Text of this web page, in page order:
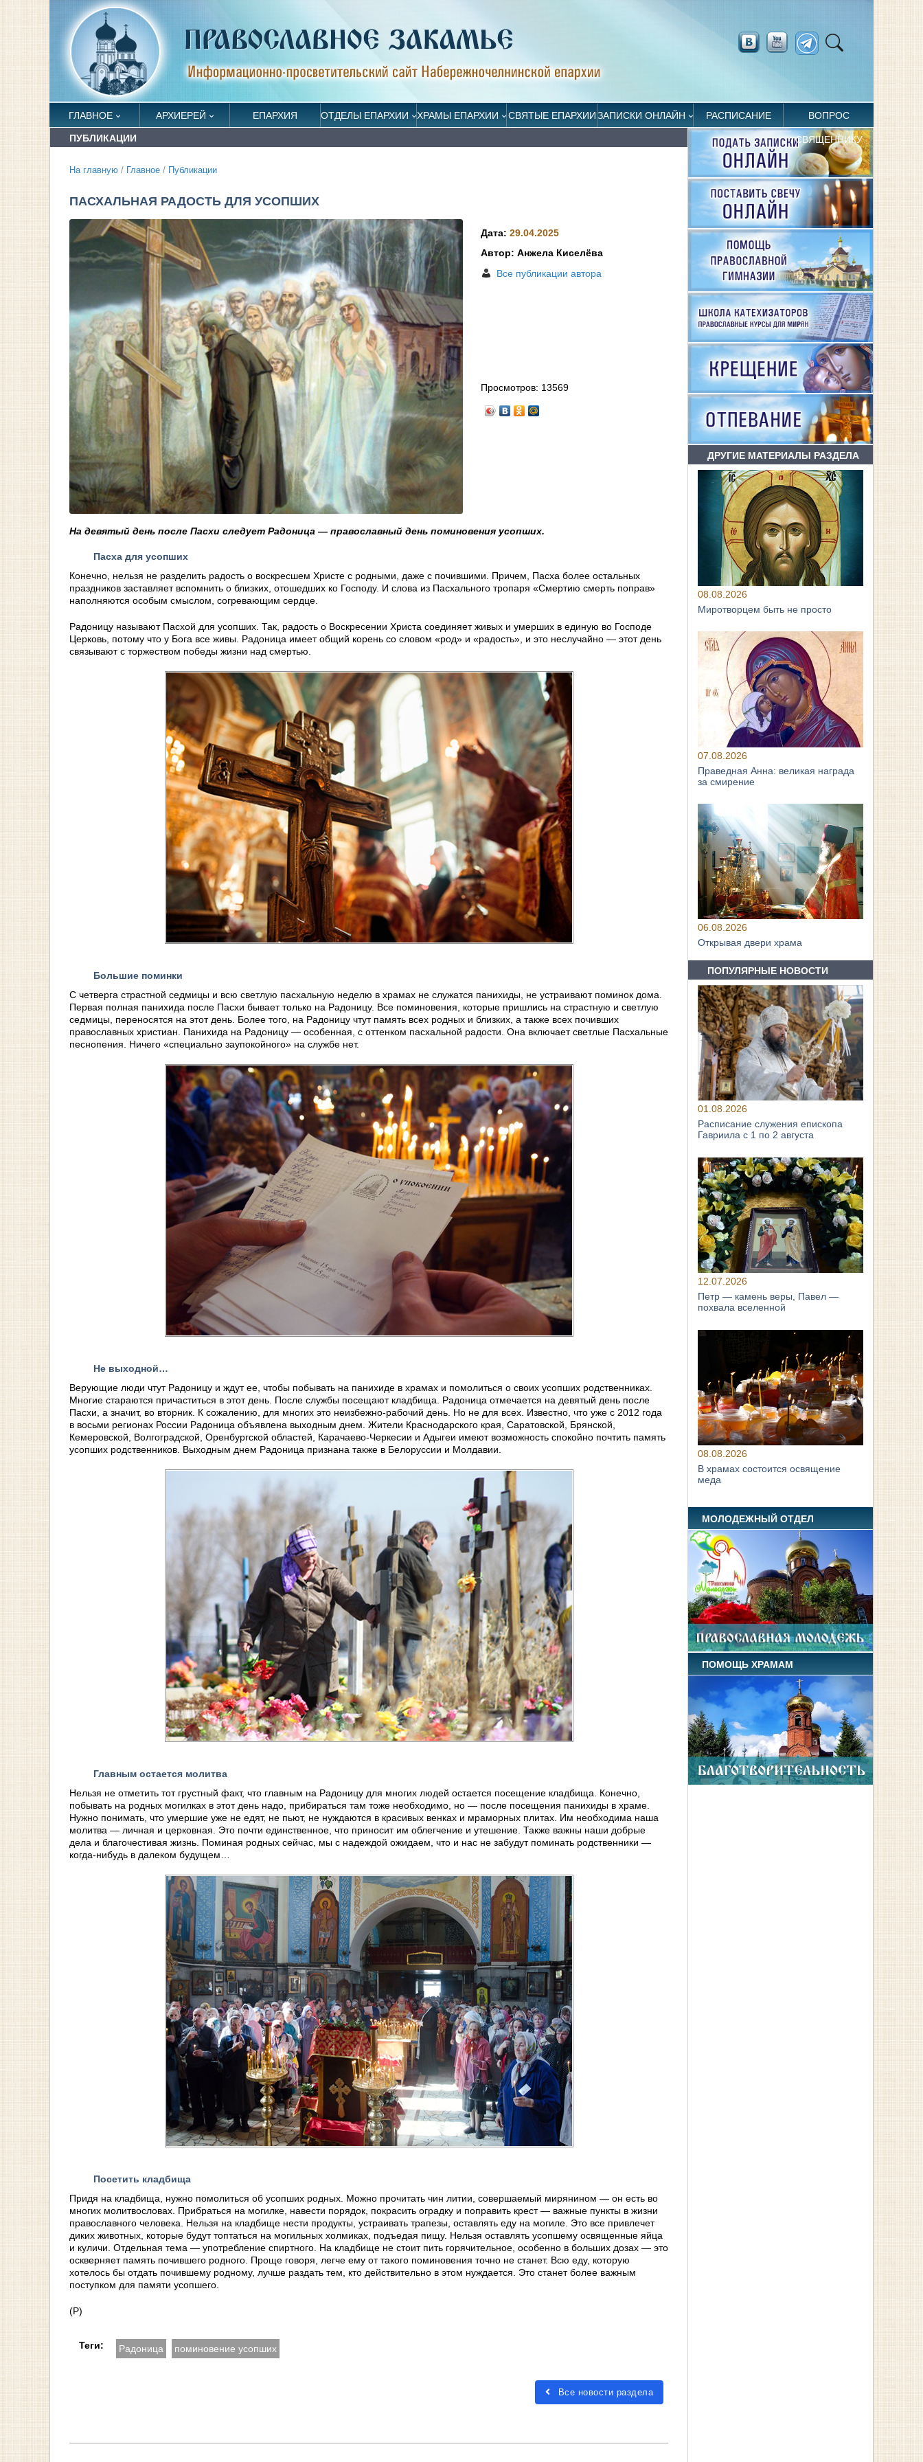
ГЛАВНОЕ АРХИЕРЕЙ ЕПАРХИЯ ОТДЕЛЫ ЕПАРХИИ ХРАМЫ ЕПАРХИИ СВЯТЫЕ ЕПАРХИИЗАПИСКИ ОНЛАЙН РАСПИСАНИЕ ВОПРОС
СВЯЩЕННИКУ
ПУБЛИКАЦИИ
На главную / Главное / Публикации
ПАСХАЛЬНАЯ РАДОСТЬ ДЛЯ УСОПШИХ
Дата:29.04.2025
Автор: Анжела Киселёва
Все публикации автора
Просмотров: 13569
На девятый день после Пасхи следует Радоница — православный день поминовения усопших.
Пасха для усопших
Конечно, нельзя не разделить радость о воскресшем Христе с родными, даже с почившими. Причем, Пасха более остальных
праздников заставляет вспомнить о близких, отошедших ко Господу. И слова из Пасхального тропаря «Смертию смерть поправ»
наполняются особым смыслом, согревающим сердце.
Радоницу называют Пасхой для усопших. Так, радость о Воскресении Христа соединяет живых и умерших в единую во Господе
Церковь, потому что у Бога все живы. Радоница имеет общий корень со словом «род» и «радость», и это неслучайно — этот день
связывают с торжеством победы жизни над смертью.
Большие поминки
С четверга страстной седмицы и всю светлую пасхальную неделю в храмах не служатся панихиды, не устраивают поминок дома.
Первая полная панихида после Пасхи бывает только на Радоницу. Все поминовения, которые пришлись на страстную и светлую
седмицы, переносятся на этот день. Более того, на Радоницу чтут память всех родных и близких, а также всех почивших
православных христиан. Панихида на Радоницу — особенная, с оттенком пасхальной радости. Она включает светлые Пасхальные
песнопения. Ничего «специально заупокойного» на службе нет.
Не выходной…
Верующие люди чтут Радоницу и ждут ее, чтобы побывать на панихиде в храмах и помолиться о своих усопших родственниках.
Многие стараются причаститься в этот день. После службы посещают кладбища. Радоница отмечается на девятый день после
Пасхи, а значит, во вторник. К сожалению, для многих это неизбежно-рабочий день. Но не для всех. Известно, что уже с 2012 года
в восьми регионах России Радоница объявлена выходным днем. Жители Краснодарского края, Саратовской, Брянской,
Кемеровской, Волгоградской, Оренбургской областей, Карачаево-Черкесии и Адыгеи имеют возможность спокойно почтить память
усопших родственников. Выходным днем Радоница признана также в Белоруссии и Молдавии.
Главным остается молитва
Нельзя не отметить тот грустный факт, что главным на Радоницу для многих людей остается посещение кладбища. Конечно,
побывать на родных могилках в этот день надо, прибираться там тоже необходимо, но — после посещения панихиды в храме.
Нужно понимать, что умершие уже не едят, не пьют, не нуждаются в красивых венках и мраморных плитах. Им необходима наша
молитва — личная и церковная. Это почти единственное, что приносит им облегчение и утешение. Также важны наши добрые
дела и благочестивая жизнь. Поминая родных сейчас, мы с надеждой ожидаем, что и нас не забудут поминать родственники —
когда-нибудь в далеком будущем…
Посетить кладбища
Придя на кладбища, нужно помолиться об усопших родных. Можно прочитать чин литии, совершаемый мирянином — он есть во
многих молитвословах. Прибраться на могилке, навести порядок, покрасить оградку и поправить крест — важные пункты в жизни
православного человека. Нельзя на кладбище нести продукты, устраивать трапезы, оставлять еду на могиле. Это все привлечет
диких животных, которые будут топтаться на могильных холмиках, подъедая пищу. Нельзя оставлять усопшему освященные яйца
и куличи. Отдельная тема — употребление спиртного. На кладбище не стоит пить горячительное, особенно в больших дозах — это
оскверняет память почившего родного. Проще говоря, легче ему от такого поминовения точно не станет. Всю еду, которую
хотелось бы отдать почившему родному, лучше раздать тем, кто действительно в этом нуждается. Это станет более важным
поступком для памяти усопшего.
(Р)
Теги: Радоница поминовение усопших
Все новости раздела
ДРУГИЕ МАТЕРИАЛЫ РАЗДЕЛА
08.08.2026
Миротворцем быть не просто
07.08.2026
Праведная Анна: великая награда
за смирение
06.08.2026
Открывая двери храма
ПОПУЛЯРНЫЕ НОВОСТИ
01.08.2026
Расписание служения епископа
Гавриила с 1 по 2 августа
12.07.2026
Петр — камень веры, Павел —
похвала вселенной
08.08.2026
В храмах состоится освящение
меда
МОЛОДЕЖНЫЙ ОТДЕЛ
ПОМОЩЬ ХРАМАМ